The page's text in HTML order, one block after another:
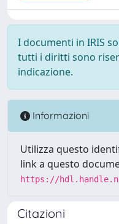
I documenti in IRIS
tutti i diritti sono
indicazione.
Informazioni
Utilizza questo
link a questo
https://
Citazioni